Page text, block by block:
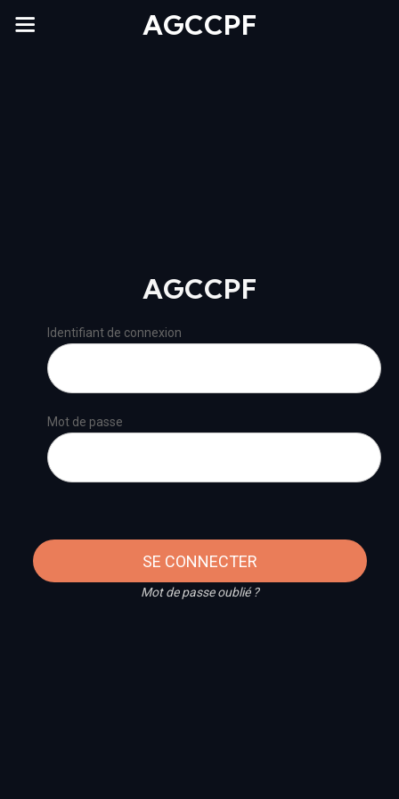
AGCCPF
AGCCPF
Identifiant de connexion
Mot de passe
SE CONNECTER
Mot de passe oublié ?